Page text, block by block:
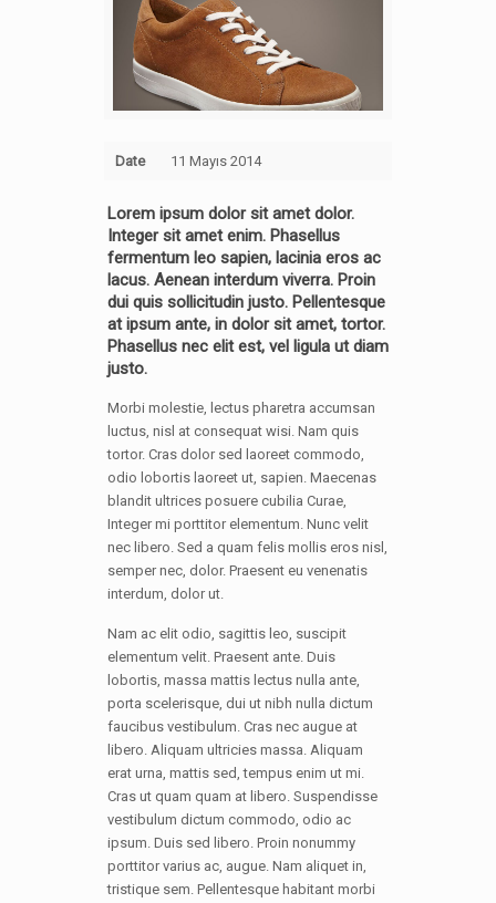
Date 11 Mayıs 2014
Lorem ipsum dolor sit amet dolor.
Integer sit amet enim. Phasellus
fermentum leo sapien, lacinia eros ac
lacus. Aenean interdum viverra. Proin
dui quis sollicitudin justo. Pellentesque
at ipsum ante, in dolor sit amet, tortor.
Phasellus nec elit est, vel ligula ut diam
justo.
Morbi molestie, lectus pharetra accumsan
luctus, nisl at consequat wisi. Nam quis
tortor. Cras dolor sed laoreet commodo,
odio lobortis laoreet ut, sapien. Maecenas
blandit ultrices posuere cubilia Curae,
Integer mi porttitor elementum. Nunc velit
nec libero. Sed a quam felis mollis eros nisl,
semper nec, dolor. Praesent eu venenatis
interdum, dolor ut.
Nam ac elit odio, sagittis leo, suscipit
elementum velit. Praesent ante. Duis
lobortis, massa mattis lectus nulla ante,
porta scelerisque, dui ut nibh nulla dictum
faucibus vestibulum. Cras nec augue at
libero. Aliquam ultricies massa. Aliquam
erat urna, mattis sed, tempus enim ut mi.
Cras ut quam quam at libero. Suspendisse
vestibulum dictum commodo, odio ac
ipsum. Duis sed libero. Proin nonummy
porttitor varius ac, augue. Nam aliquet in,
tristique sem. Pellentesque habitant morbi